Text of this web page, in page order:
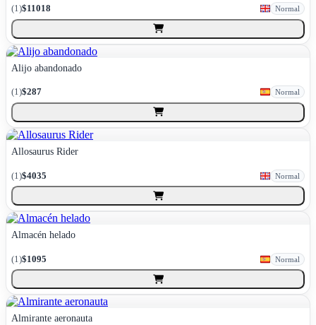
(1)$11018 Normal
Alijo abandonado
(1)$287 Normal
Allosaurus Rider
(1)$4035 Normal
Almacén helado
(1)$1095 Normal
Almirante aeronauta